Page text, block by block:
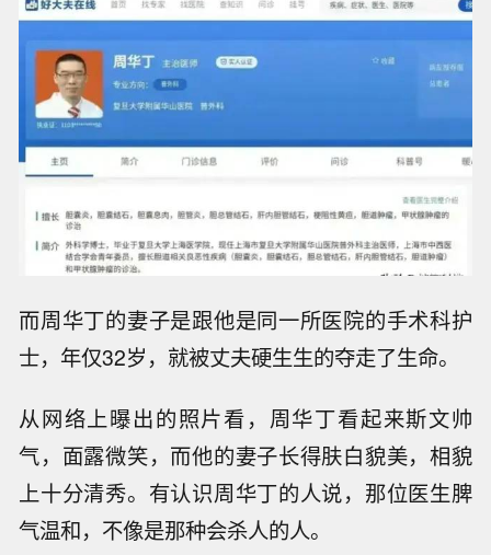
而周华丁的妻子是跟他是同一所医院的手术科护
士，年仅32岁，就被丈夫硬生生的夺走了生命。
从网络上曝出的照片看，周华丁看起来斯文帅
气，面露微笑，而他的妻子长得肤白貌美，相貌
上十分清秀。有认识周华丁的人说，那位医生脾
气温和，不像是那种会杀人的人。